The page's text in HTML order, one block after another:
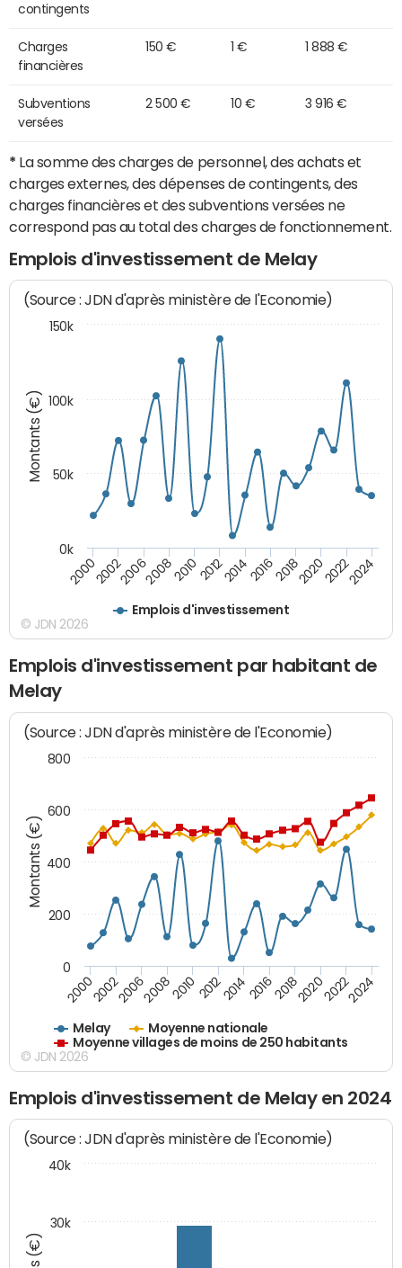
contingents
Charges
financières
150 € 1 € 1 888 €
Subventions
versées
2 500 € 10 € 3 916 €
* La somme des charges de personnel, des achats et
charges externes, des dépenses de contingents, des
charges financières et des subventions versées ne
correspond pas au total des charges de fonctionnement.
Emplois d'investissement de Melay
Montants (€)
(Source : JDN d'après ministère de l'Economie)
Emplois d'investissement
200020022006200820102012201420162018202020222024
0k
50k
100k
150k
© JDN 2026
Emplois d'investissement par habitant de
Melay
Montants (€)
(Source : JDN d'après ministère de l'Economie)
Melay
Moyenne nationale
Moyenne villages de moins de 250 habitants
20002002200620082010 2012201420162018202020222024
0
200
400
600
800
© JDN 2026
Emplois d'investissement de Melay en 2024
(Source : JDN d'après ministère de l'Economie)
30k
40k